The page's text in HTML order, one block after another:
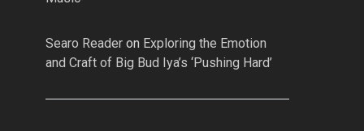
Searo Reader on Exploring the Emotion
and Craft of Big Bud Iya’s ‘Pushing Hard’